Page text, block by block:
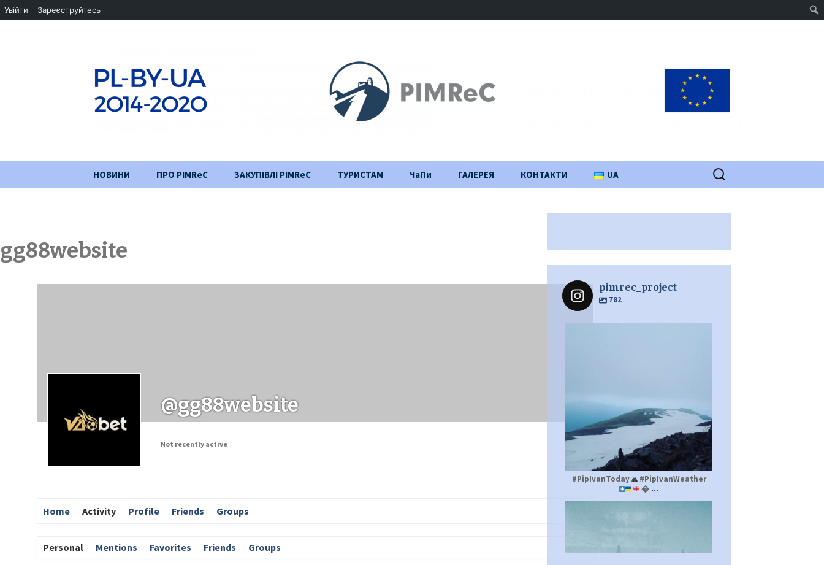
НОВИНИ ПРО PIMReC
Заходи
ЗАКУПІВЛІ PIMReC ТУРИСТАМ ЧаПи ГАЛЕРЕЯ КОНТАКТИ UA Пошук:
gg88website
@gg88website
Not recently active
Home Activity Profile Friends Groups
Personal Mentions Favorites Friends Groups
pimrec_project
782
#PipIvanToday
#PipIvanWeather
 ...
Увійти Зареєструйтесь